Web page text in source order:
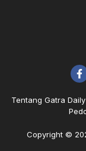
Tentang Gatra Daily
Copyright ©